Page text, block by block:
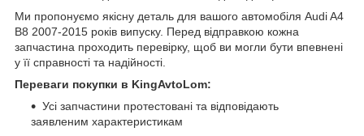
Ми пропонуємо якісну деталь для вашого автомобіля Audi A4
B8 2007-2015 років випуску. Перед відправкою кожна
запчастина проходить перевірку, щоб ви могли бути впевнені
у її справності та надійності.
Переваги покупки в KingAvtoLom:
Усі запчастини протестовані та відповідають
заявленим характеристикам